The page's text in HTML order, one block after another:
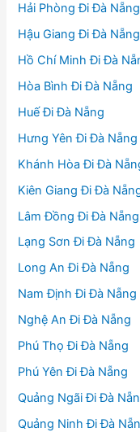
Hải Phòng Đi Đà Nẵng
Hậu Giang Đi Đà Nẵng
Hồ Chí Minh Đi Đà
Hòa Bình Đi Đà Nẵng
Huế Đi Đà Nẵng
Hưng Yên Đi Đà Nẵng
Khánh Hòa Đi Đà
Kiên Giang Đi Đà
Lâm Đồng Đi Đà Nẵng
Lạng Sơn Đi Đà Nẵng
Long An Đi Đà Nẵng
Nam Định Đi Đà Nẵng
Nghệ An Đi Đà Nẵng
Phú Thọ Đi Đà Nẵng
Phú Yên Đi Đà Nẵng
Quảng Ngãi Đi Đà
Quảng Ninh Đi Đà